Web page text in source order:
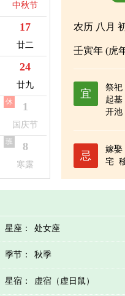
中秋节
17
廿二
24
廿九
1
国庆节
休
8
寒露
班
农历 八月
壬寅年 (虎
宜
祭祀
起基
开池
忌
嫁娶
宅
星座： 处女座
季节： 秋季
星宿： 虚宿（虚日鼠）